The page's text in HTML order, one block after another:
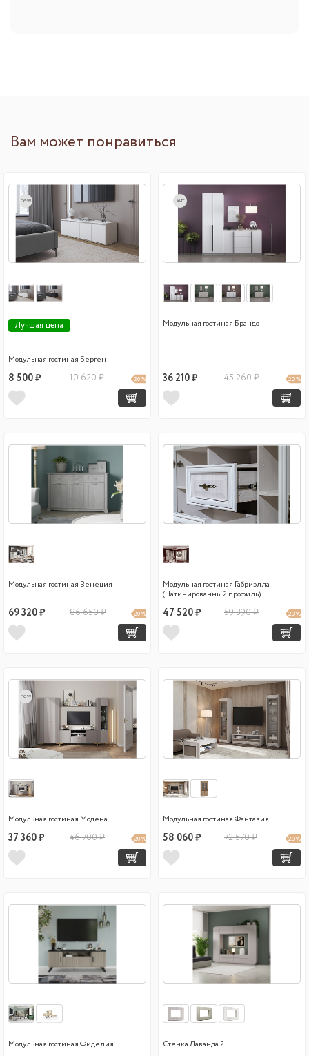
Вам может понравиться
new
Лучшая цена
Модульная гостиная Берген
8 500 ₽ 10 620 ₽ 20 %
хит
Модульная гостиная Брандо
36 210 ₽ 45 260 ₽ 20 %
Модульная гостиная Венеция
69 320 ₽ 86 650 ₽ 20 %
Модульная гостиная Габриэлла
(Патинированный профиль)
47 520 ₽ 59 390 ₽ 20 %
new
Модульная гостиная Модена
37 360 ₽ 46 700 ₽ 20 %
Модульная гостиная Фантазия
58 060 ₽ 72 570 ₽ 20 %
Модульная гостиная Фиделия Стенка Лаванда 2